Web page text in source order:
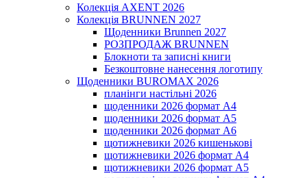
Колекція AXENT 2026
Колекція BRUNNEN 2027
Щоденники Brunnen 2027
РОЗПРОДАЖ BRUNNEN
Блокноти та записні книги
Безкоштовне нанесення логотипу
Щоденники BUROMAX 2026
планінги настільні 2026
щоденники 2026 формат А4
щоденники 2026 формат А5
щоденники 2026 формат А6
щотижневики 2026 кишенькові
щотижневики 2026 формат А4
щотижневики 2026 формат А5